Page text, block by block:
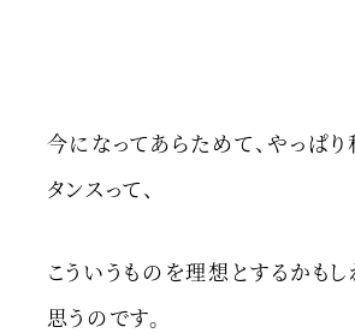
今になってあらためて、やっぱ
タンスって、
こういうものを理想とするかも
思うのです。